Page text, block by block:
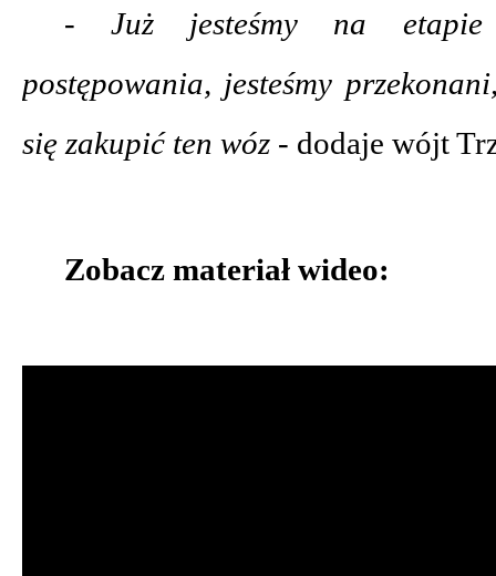
- Już jesteśmy na etapie
postępowania, jesteśmy
się zakupić ten wóz - dodaje wójt
Zobacz materiał wideo: